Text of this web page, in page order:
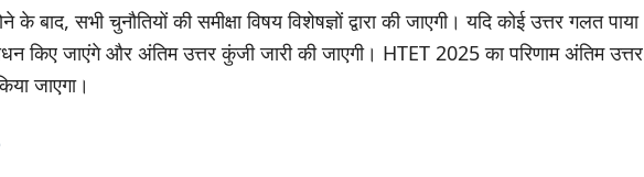
के बाद, सभी चुनौतियों की समीक्षा विषय विशेषज्ञों द्वारा की जाएगी। यदि कोई उत्तर गलत पाया
किए जाएंगे और अंतिम उत्तर कुंजी जारी की जाएगी। HTET 2025 का परिणाम अंतिम उत्तर
जाएगा।